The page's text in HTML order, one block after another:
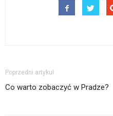
Poprzedni artykuł
Co warto zobaczyć w Pradze?